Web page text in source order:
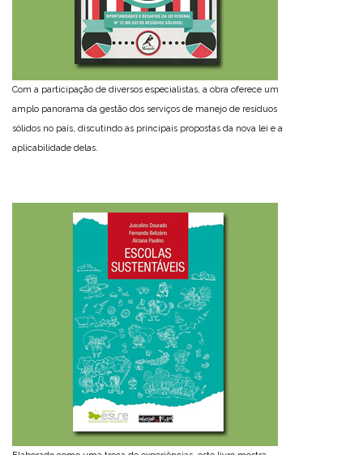
Com a participação de diversos especialistas, a obra oferece um
amplo panorama da gestão dos serviços de manejo de resíduos
sólidos no país, discutindo as principais propostas da nova lei e a
aplicabilidade delas.